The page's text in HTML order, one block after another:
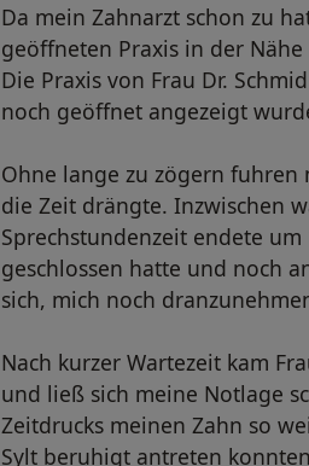
Da mein Zahnarzt schon zu
geöffneten Praxis in der
Die Praxis von Frau Dr.
noch geöffnet angezeigt
Ohne lange zu zögern
die Zeit drängte. Inzwischen
Sprechstundenzeit endete
geschlossen hatte und noch
sich, mich noch
Nach kurzer Wartezeit kam
und ließ sich meine Notlage
Zeitdrucks meinen Zahn so
Sylt beruhigt antreten